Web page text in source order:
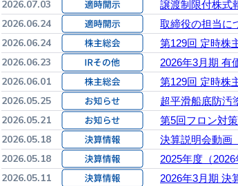
2026.07.03 譲渡制限付株式
2026.06.24 取締役の担当に
2026.06.24 第129回 定時株
2026.06.23 2026年3月期 有
2026.06.01 第129回 定時株
2026.05.25 超平滑船底防汚
2026.05.21 第5回フロン対
2026.05.18 決算説明会動画
2026.05.18 2025年度（
2026.05.11 2026年3月期 決